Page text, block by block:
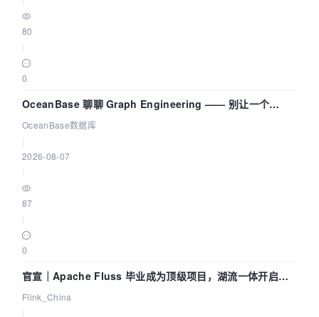
80
0
OceanBase 聊聊 Graph Engineering —— 别让一个
Agent 既当运动员又
OceanBase数据库
2026-08-07
87
0
官宣｜Apache Fluss 毕业成为顶级项目，湖流一体开启
Agentic Lake 全面实时化时代
Flink_China